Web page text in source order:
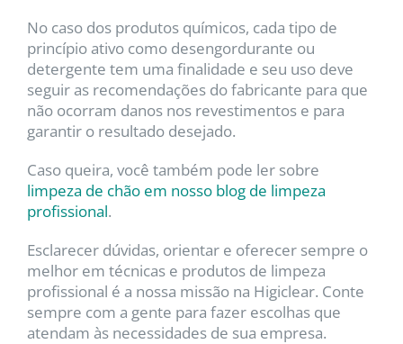
No caso dos produtos químicos, cada tipo de
princípio ativo como desengordurante ou
detergente tem uma finalidade e seu uso deve
seguir as recomendações do fabricante para que
não ocorram danos nos revestimentos e para
garantir o resultado desejado.
Caso queira, você também pode ler sobre
limpeza de chão em nosso blog de limpeza
profissional.
Esclarecer dúvidas, orientar e oferecer sempre o
melhor em técnicas e produtos de limpeza
profissional é a nossa missão na Higiclear. Conte
sempre com a gente para fazer escolhas que
atendam às necessidades de sua empresa.